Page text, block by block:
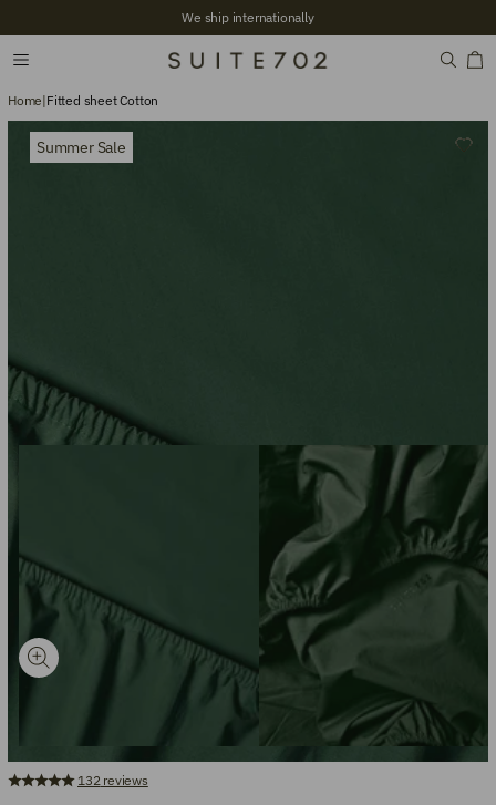
We ship internationally
Summer Sale
Home|Fitted sheet Cotton
132 reviews